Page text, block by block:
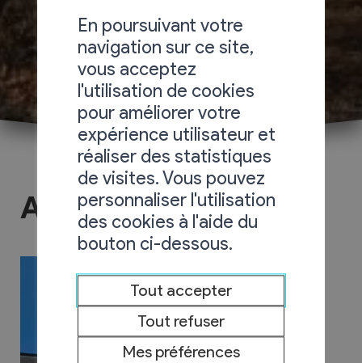
Agence AVS
En poursuivant votre
navigation sur ce site,
vous acceptez
l'utilisation de cookies
pour améliorer votre
expérience utilisateur et
réaliser des statistiques
de visites. Vous pouvez
personnaliser l'utilisation
des cookies à l'aide du
bouton ci-dessous.
Tout accepter
Tout refuser
Mes préférences